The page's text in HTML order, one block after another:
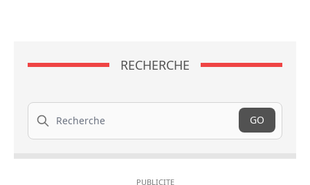
RECHERCHE
Recherche
GO